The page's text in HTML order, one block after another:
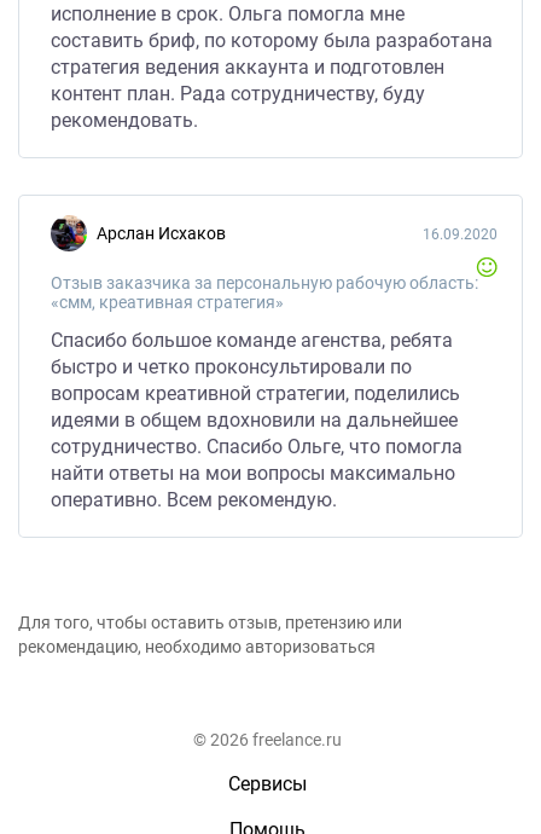
исполнение в срок. Ольга помогла мне
составить бриф, по которому была разработана
стратегия ведения аккаунта и подготовлен
контент план. Рада сотрудничеству, буду
рекомендовать.
Арслан Исхаков
Отзыв заказчика за персональную рабочую область:
«смм, креативная стратегия»
16.09.2020
Спасибо большое команде агенства, ребята
быстро и четко проконсультировали по
вопросам креативной стратегии, поделились
идеями в общем вдохновили на дальнейшее
сотрудничество. Спасибо Ольге, что помогла
найти ответы на мои вопросы максимально
оперативно. Всем рекомендую.
Для того, чтобы оставить отзыв, претензию или
рекомендацию, необходимо авторизоваться
© 2026 freelance.ru
Сервисы